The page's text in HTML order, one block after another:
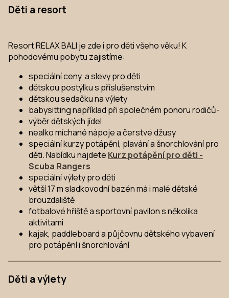
Děti a resort
Resort RELAX BALI je zde i pro děti všeho věku! K
pohodovému pobytu zajistíme:
speciální ceny a slevy pro děti
dětskou postýlku s příslušenstvím
dětskou sedačku na výlety
babysitting například při společném ponoru rodičů-
výběr dětských jídel
nealko míchané nápoje a čerstvé džusy
speciální kurzy potápění, plavání a šnorchlování pro
děti. Nabídku najdete Kurz potápění pro děti -
Scuba Rangers
speciální výlety pro děti
větší 17 m sladkovodní bazén má i malé dětské
brouzdaliště
fotbalové hřiště a sportovní pavilon s několika
aktivitami
kajak, paddleboard a půjčovnu dětského vybavení
pro potápění i šnorchlování
Děti a výlety